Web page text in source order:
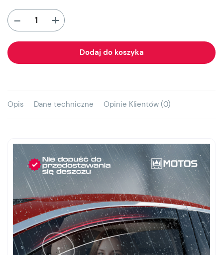
- +
Dodaj do koszyka
Opis Dane techniczne Opinie Klientów (0)